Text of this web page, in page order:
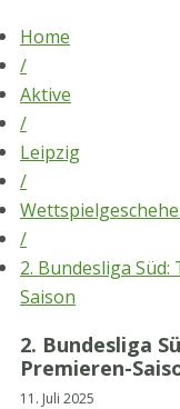
to
content
Home
/
Aktive
/
Leipzig
/
/
2. Bundesliga
Saison
2. Bundesliga
Premieren-
11. Juli 2025